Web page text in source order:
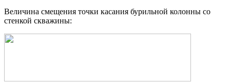
Величина смещения точки касания бурильной колонны со
стенкой скважины: